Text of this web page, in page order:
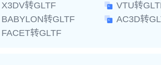
X3DV转GLTF
VTU转
BABYLON转GLTF
AC3D转
FACET转GLTF